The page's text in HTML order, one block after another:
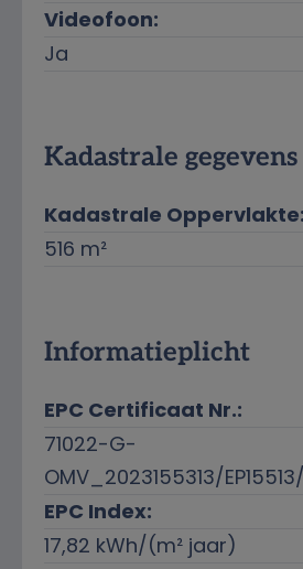
Videofoon:
Ja
Kadastrale gegevens
Kadastrale Oppervlakte:
516 m²
Informatieplicht
EPC Certificaat Nr.:
71022-G-
OMV_2023155313/
EPC Index:
17,82 kWh/(m² jaar)